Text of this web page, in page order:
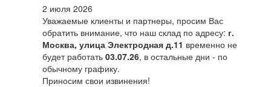
2 июля 2026
Уважаемые клиенты и партнеры, просим Вас
обратить внимание, что наш склад по адресу: г.
Москва, улица Электродная д.11 временно не
будет работать 03.07.26, в остальные дни - по
обычному графику.
Приносим свои извинения!